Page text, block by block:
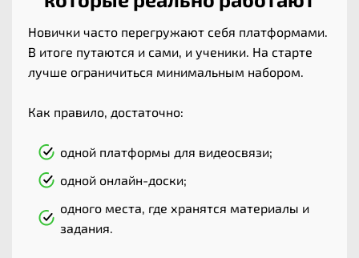
Новички часто перегружают себя платформами.
В итоге путаются и сами, и ученики. На старте
лучше ограничиться минимальным набором.
Как правило, достаточно:
одной платформы для видеосвязи;
одной онлайн-доски;
одного места, где хранятся материалы и
задания.